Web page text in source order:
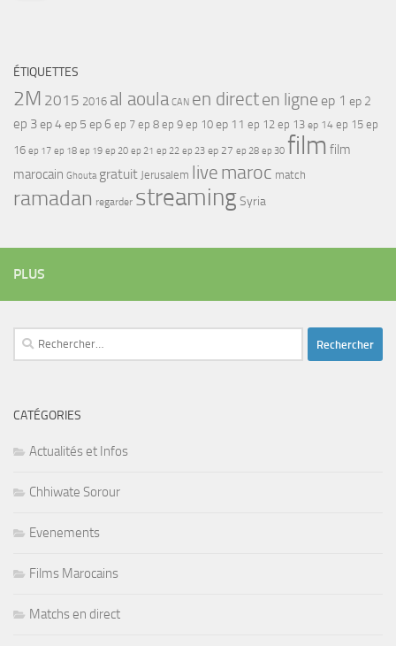
ÉTIQUETTES
2M 2015 2016 al aoula CAN en directen ligne ep 1 ep 2
ep 3ep 4ep 5 ep 6 ep 7 ep 8 ep 9 ep 10 ep 11 ep 12 ep 13 ep 14 ep 15 ep
16 ep 17 ep 18 ep 19 ep 20 ep 21 ep 22 ep 23 ep 27 ep 28 ep 30 film film
marocain Ghouta gratuit Jerusalem live maroc match
ramadan regarder streamingSyria
PLUS
Rechercher :
CATÉGORIES
Actualités et Infos
Chhiwate Sorour
Evenements
Films Marocains
Matchs en direct